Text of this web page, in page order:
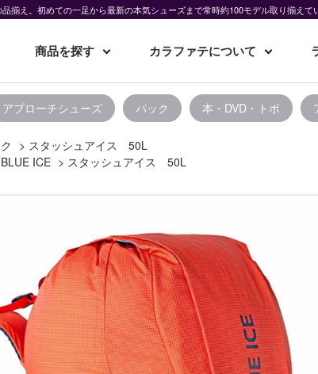
揃え。初めての一足から最新の本気シューズまで常時約100モデル取り揃えて
商品を探す カラファテについて
アプローチシューズ パック 本・DVD・トポ
> スタッシュアイス 50L
BLUE ICE > スタッシュアイス 50L